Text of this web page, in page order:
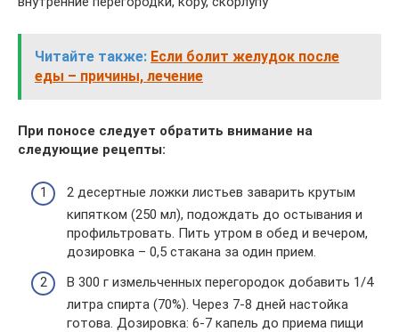
Читайте также: Если болит желудок после
еды – причины, лечение
При поносе следует обратить внимание на
следующие рецепты:
2 десертные ложки листьев заварить крутым
кипятком (250 мл), подождать до остывания и
профильтровать. Пить утром в обед и вечером,
дозировка – 0,5 стакана за один прием.
В 300 г измельченных перегородок добавить 1/4
литра спирта (70%). Через 7-8 дней настойка
готова. Дозировка: 6-7 капель до приема пищи